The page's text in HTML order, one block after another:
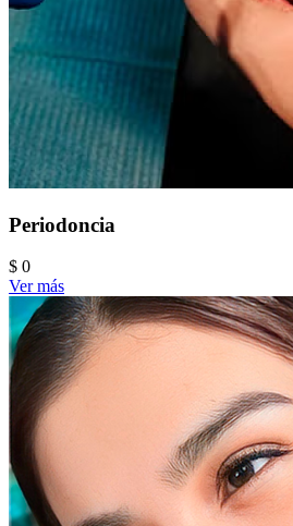
Periodoncia
$ 0
Ver más